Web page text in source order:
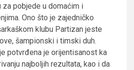
za pobjede u domaćim i
Ono što je zajedničko
klubu Partizan jeste
šampionski i timski duh.
potvrđena je orijentisanost ka
najboljih rezultata, kao i da